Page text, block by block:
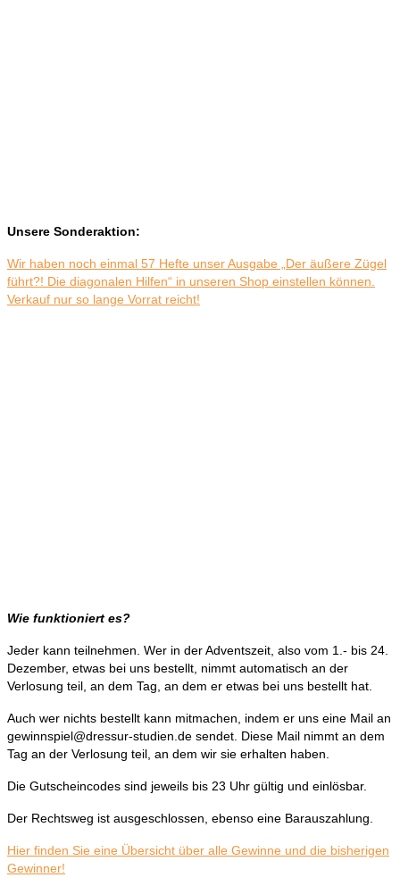
Unsere Sonderaktion:
Wir haben noch einmal 57 Hefte unser Ausgabe „Der äußere Zügel
führt?! Die diagonalen Hilfen“ in unseren Shop einstellen können.
Verkauf nur so lange Vorrat reicht!
Wie funktioniert es?
Jeder kann teilnehmen. Wer in der Adventszeit, also vom 1.- bis 24.
Dezember, etwas bei uns bestellt, nimmt automatisch an der
Verlosung teil, an dem Tag, an dem er etwas bei uns bestellt hat.
Auch wer nichts bestellt kann mitmachen, indem er uns eine Mail an
gewinnspiel@dressur-studien.de sendet. Diese Mail nimmt an dem
Tag an der Verlosung teil, an dem wir sie erhalten haben.
Die Gutscheincodes sind jeweils bis 23 Uhr gültig und einlösbar.
Der Rechtsweg ist ausgeschlossen, ebenso eine Barauszahlung.
Hier finden Sie eine Übersicht über alle Gewinne und die bisherigen
Gewinner!